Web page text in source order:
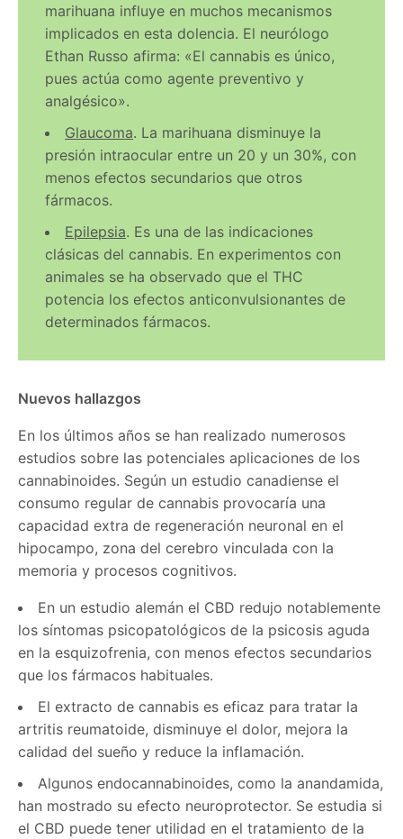
marihuana influye en muchos mecanismos
implicados en esta dolencia. El neurólogo
Ethan Russo afirma: «El cannabis es único,
pues actúa como agente preventivo y
analgésico».
Glaucoma. La marihuana disminuye la
presión intraocular entre un 20 y un 30%, con
menos efectos secundarios que otros
fármacos.
Epilepsia. Es una de las indicaciones
clásicas del cannabis. En experimentos con
animales se ha observado que el THC
potencia los efectos anticonvulsionantes de
determinados fármacos.
Nuevos hallazgos
En los últimos años se han realizado numerosos
estudios sobre las potenciales aplicaciones de los
cannabinoides. Según un estudio canadiense el
consumo regular de cannabis provocaría una
capacidad extra de regeneración neuronal en el
hipocampo, zona del cerebro vinculada con la
memoria y procesos cognitivos.
En un estudio alemán el CBD redujo notablemente
los síntomas psicopatológicos de la psicosis aguda
en la esquizofrenia, con menos efectos secundarios
que los fármacos habituales.
El extracto de cannabis es eficaz para tratar la
artritis reumatoide, disminuye el dolor, mejora la
calidad del sueño y reduce la inflamación.
Algunos endocannabinoides, como la anandamida,
han mostrado su efecto neuroprotector. Se estudia si
el CBD puede tener utilidad en el tratamiento de la